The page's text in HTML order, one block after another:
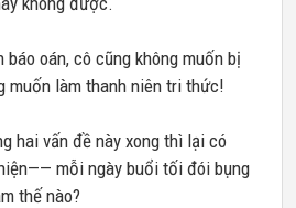
báo oán, cô cũng không muốn bị
muốn làm thanh niên tri thức!
hai vấn đề này xong thì lại có
mỗi ngày buổi tối đói bụng
thế nào?